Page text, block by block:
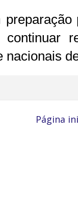
nacionais
Página